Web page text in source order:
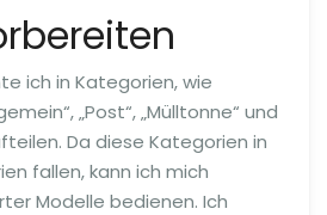
ich in Kategorien, wie
„Post“, „Mülltonne“ und
Da diese Kategorien in
fallen, kann ich mich
Modelle bedienen. Ich